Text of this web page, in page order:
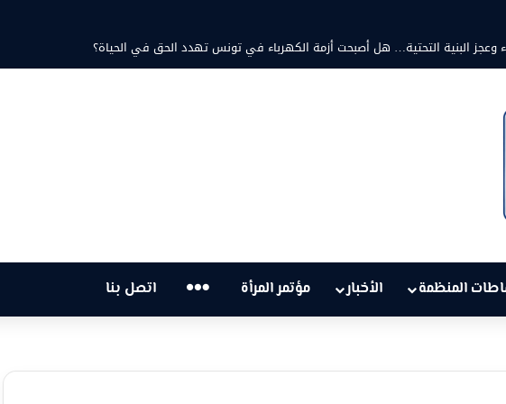
بين الشاعر محمد ثابت والشاعرة فاطمة الزامل: عزف على أوتار الحنين وشجن القوافي
المنظمة الأخبار مؤتمر المرأة … اتصل بنا